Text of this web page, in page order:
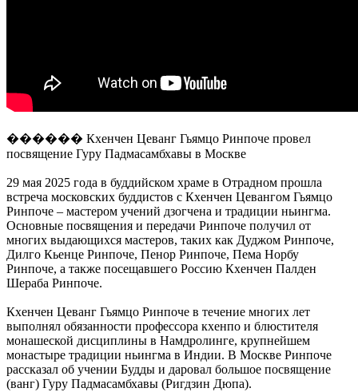
������ Кхенчен Цеванг Гьямцо Ринпоче провел
посвящение Гуру Падмасамбхавы в Москве
29 мая 2025 года в буддийском храме в Отрадном прошла
встреча московских буддистов с Кхенчен Цевангом Гьямцо
Ринпоче – мастером учений дзогчена и традиции ньингма.
Основные посвящения и передачи Ринпоче получил от
многих выдающихся мастеров, таких как Дуджом Ринпоче,
Дилго Кьенце Ринпоче, Пенор Ринпоче, Пема Норбу
Ринпоче, а также посещавшего Россию Кхенчен Палден
Шераба Ринпоче.
Кхенчен Цеванг Гьямцо Ринпоче в течение многих лет
выполнял обязанности профессора кхенпо и блюстителя
монашеской дисциплины в Намдролинге, крупнейшем
монастыре традиции ньингма в Индии. В Москве Ринпоче
рассказал об учении Будды и даровал большое посвящение
(ванг) Гуру Падмасамбхавы (Ригдзин Дюпа).